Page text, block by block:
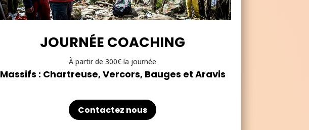
JOURNÉE COACHING
À partir de 300€ la journée
Massifs : Chartreuse, Vercors, Bauges et Aravis
Contactez nous